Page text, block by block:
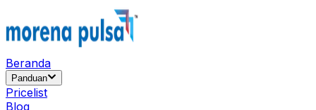
Beranda
Panduan
Pricelist
Blog